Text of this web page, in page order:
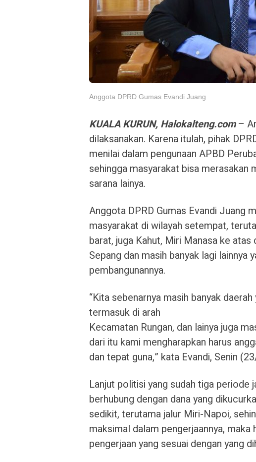
Anggota DPRD Gumas Evandi Juang
KUALA KURUN, Halokalteng.com–
dilaksanakan. Karena itulah, pihak
menilai dalam pengunaan APBD
sehingga masyarakat bisa merasakan
sarana lainya.
Anggota DPRD Gumas Evandi Juang
masyarakat di wilayah setempat,
barat, juga Kahut, Miri Manasa ke
Sepang dan masih banyak lagi lainnya
pembangunannya.
“Kita sebenarnya masih banyak
termasuk di arah
Kecamatan Rungan, dan lainya juga
dari itu kami mengharapkan harus
dan tepat guna,” kata Evandi, Senin
Lanjut politisi yang sudah tiga periode
berhubung dengan dana yang
sedikit, terutama jalur Miri-Napoi,
maksimal dalam pengerjaannya,
pengerjaan yang sesuai dengan yang